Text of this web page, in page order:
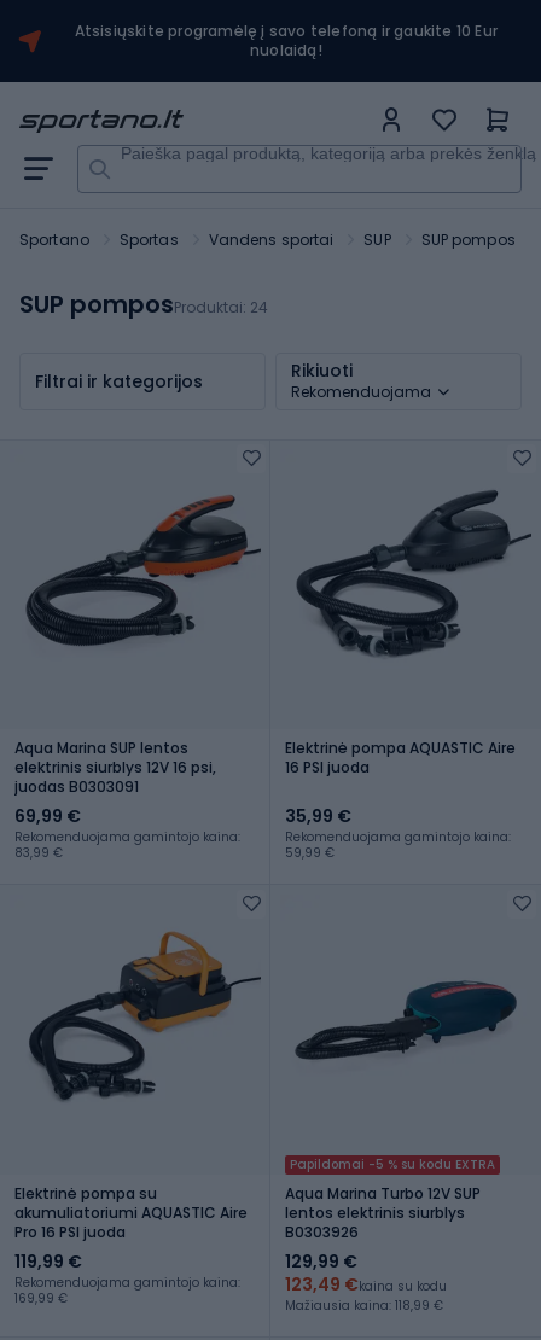
Atsisiųskite programėlę į savo telefoną ir gaukite 10 Eur
nuolaidą!
Paieška pagal produktą, kategoriją arba prekės ženklą
Sportano Sportas Vandens sportai SUP SUP pompos
SUP pomposProduktai: 24
Filtrai ir kategorijos Rikiuoti
Rekomenduojama
Aqua Marina SUP lentos
elektrinis siurblys 12V 16 psi,
juodas B0303091
69,99 €
Rekomenduojama gamintojo kaina:
83,99 €
Elektrinė pompa AQUASTIC Aire
16 PSI juoda
35,99 €
Rekomenduojama gamintojo kaina:
59,99 €
Elektrinė pompa su
akumuliatoriumi AQUASTIC Aire
Pro 16 PSI juoda
119,99 €
Rekomenduojama gamintojo kaina:
169,99 €
Papildomai -5 % su kodu EXTRA
Aqua Marina Turbo 12V SUP
lentos elektrinis siurblys
B0303926
129,99 €
123,49 €kaina su kodu
Mažiausia kaina: 118,99 €